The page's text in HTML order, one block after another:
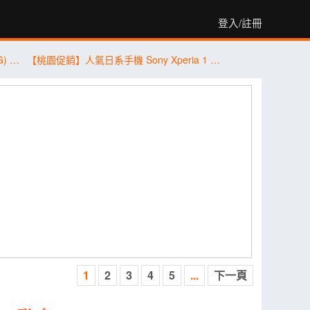
登入/註冊
傑昇通信限時下殺：三星 A57 (12G/256G) 只要 $14,490 元！(8/3-8/5) 【桃園促銷】人氣日系手機 Sony Xperia 1 VII 256G/512G，現貨特價 34,590 元起有夠划算！(8/4~8/10)
1 2 3 4 5 ... 下一頁